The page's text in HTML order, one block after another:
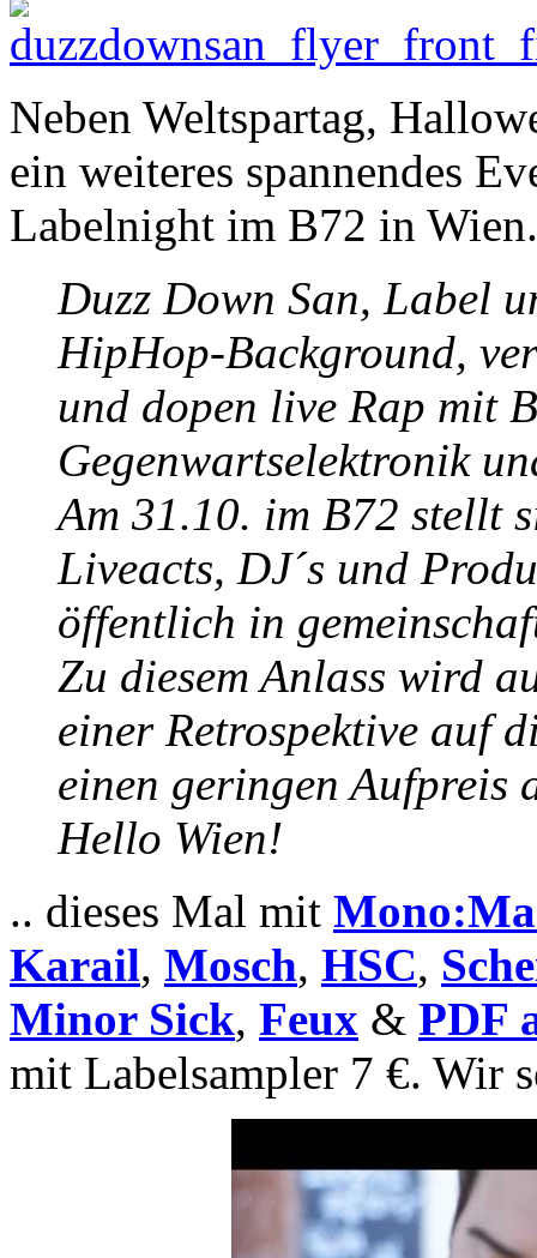
Neben Weltspartag,
ein weiteres spannendes
Labelnight im B72 in
Duzz Down San, Label
HipHop-Background,
und dopen live Rap mit
Gegenwartselektronik
Am 31.10. im B72 stellt
Liveacts, DJ´s und
öffentlich in
Zu diesem Anlass wird
einer Retrospektive auf
einen geringen
Hello Wien!
.. dieses Mal mit
Karail, Mosch, HSC,
Minor Sick, Feux & PDF
mit Labelsampler 7 €. Wir